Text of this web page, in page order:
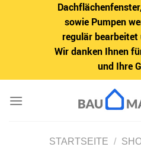
sowie Pumpen
regulär bearbeitet
Wir danken Ihnen
und Ihre
Inhalt
STARTSEITE /